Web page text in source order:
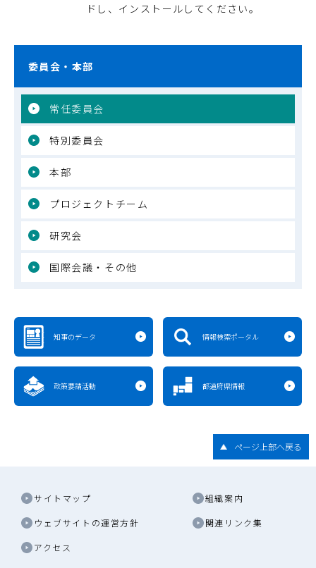
ドし、インストールしてください。
委員会・本部
常任委員会
特別委員会
本部
プロジェクトチーム
研究会
国際会議・その他
知事のデータ 情報検索ポータル
政策要請活動 都道府県情報
ページ上部へ戻る
サイトマップ 組織案内
ウェブサイトの運営方針 関連リンク集
アクセス